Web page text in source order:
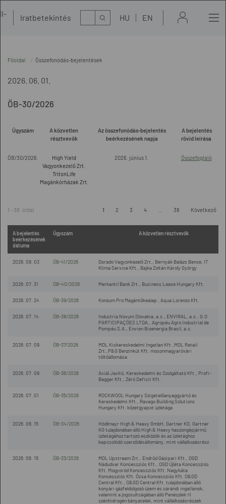
Iratbetekintés Kereső HU EN
Főoldal Összefonódás-bejelentések
2026. 06. 01.
ÖB-30/2026
Ügyszám
A közvetlen
résztvevők
Az összefonódás-bejelentés
beérkezésének napja
A bejelentés
rövid leírása
ÖB/30/2026.
High Yield
Vagyonkezelő Zrt.
TritonLife
Magánkórházak Zrt.
2026. június 1. Összefoglaló
1 - 38. oldal 1 2 3 4 38 Következő
A bejelentés
beérkezésének
dátuma
Ügyszám A közvetlen résztvevők
2026. 08. 03 ÖB-41/2026
Dorado Vagyonkezelő Zrt., Bernyák Balázs Bence, IT
Klima Service Kft., Bajka Zoltán Károly György
2026. 07. 31 ÖB-40/2026 Merkantil Bank Zrt., Business Lease Hungary Kft.
2026. 07. 24 ÖB-39/2026 Konzum Pro Magántőkealap , Aqua Lorenzo Kft.
2026. 07. 14 ÖB-38/2026
Industria Novum Slovakia, a.s., ENVIRAL, a.s., G.O
PARTICIPAÇÕES LTDA., Agropéu Agro Industrial de
Pompéu S.A., Envien Bioenergia Brasil, a.s.
2026. 07. 09 ÖB-37/2026
MOL Kiskereskedelmi Ingatlan Kft.,MOL Retail
Zrt.,P&G Benzinkút Kft. mosonmagyaróvári
töltőállomása
2026. 07. 09 ÖB-36/2026
Axiál Javító, Kereskedelmi és Szolgáltató Kft., Profi-
Bagger Kft., Zéró Deficit Kft.
2026. 07. 01 ÖB-35/2026
ROCKWOOL Hungary Szigetelőanyaggyártó és
Kereskedelmi Kft., Ravago Building Solutions
Hungary Kft. kőzetgyapot üzletága
2026. 06. 15 ÖB-34/2026
Hödlmayr High & Heavy GmbH, Gartner KG, Gartner
KG tulajdonában álló High & Heavy haszongépjármű
üzletágához tartozó eszközök és az üzletághoz
kapcsolódó szerződésállomány, mint vállalkozásrész
2026. 06. 15 ÖB-33/2026
MOL Upstream Zrt., Endrőd Gázipari Kft., OGD
Nádudvar Koncessziós Kft., OGD Újléta Koncessziós
Kft. Mogyoród Koncessziós Kft. Nagykáta
Koncessziós Kft. Ócsa Koncessziós Kft. O&GD
Central Kft., O&GD Central Kft. tulajdonában álló
konyári gázfeldolgozó üzem és sárándi ingatlanok,
valamint a jogosultságában álló Penészlek-II
szénhidrogén bányatelek, mint vállalkozásrészek